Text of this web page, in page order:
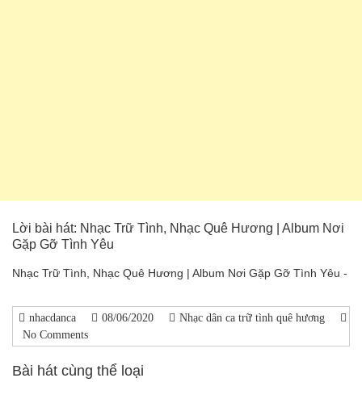
Lời bài hát: Nhạc Trữ Tình, Nhạc Quê Hương | Album Nơi
Gặp Gỡ Tình Yêu
Nhạc Trữ Tình, Nhạc Quê Hương | Album Nơi Gặp Gỡ Tình Yêu -
nhacdanca 08/06/2020
Nhạc dân ca trữ tình quê hương
No Comments
Bài hát cùng thể loại